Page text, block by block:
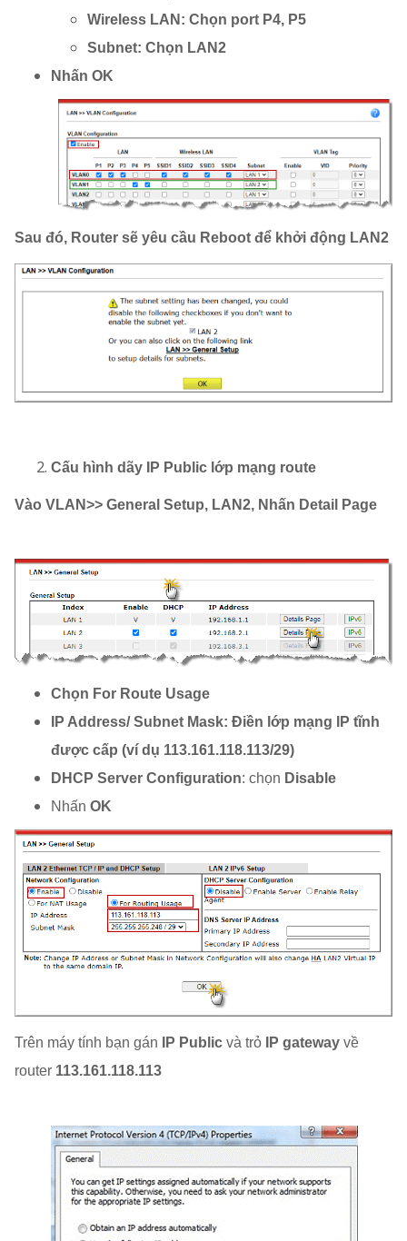
Wireless LAN: Chọn port P4, P5
Subnet: Chọn LAN2
Nhấn OK
Sau đó, Router sẽ yêu cầu Reboot để khởi động LAN2
Cấu hình dãy IP Public lớp mạng route
Vào VLAN>> General Setup, LAN2, Nhấn Detail Page
Chọn For Route Usage
IP Address/ Subnet Mask: Điền lớp mạng IP tĩnh
được cấp (ví dụ 113.161.118.113/29)
DHCP Server Configuration: chọn Disable
Nhấn OK
Trên máy tính bạn gán IP Public và trỏ IP gateway về
router 113.161.118.113